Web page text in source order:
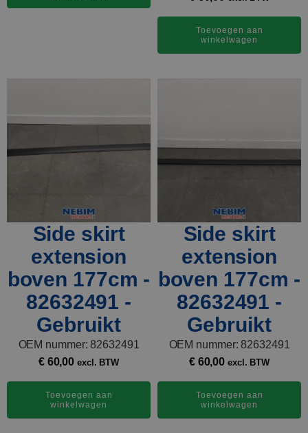
Toevoegen aan
winkelwagen
Side skirt
extension
boven 177cm -
82632491 -
Gebruikt
OEM nummer: 82632491
€60,00 excl. BTW
Toevoegen aan
winkelwagen
Side skirt
extension
boven 177cm -
82632491 -
Gebruikt
OEM nummer: 82632491
€60,00 excl. BTW
Toevoegen aan
winkelwagen